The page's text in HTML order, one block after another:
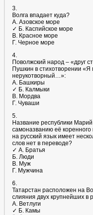
3.
Волга впадает куда?
А. Азовское море
✓ Б. Каспийское море
В. Красное море
Г. Черное море
4.
Поволжский народ – «друг
Пушкин в стихотворении «Я
нерукотворный…»:
А. Башкиры
✓ Б. Калмыки
В. Мордва
Г. Чуваши
5.
Название республики
самоназванию её
на русский язык имеет
слов нет в переводе?
✓ А. Братья
Б. Люди
В. Муж
Г. Мужчина
6.
Татарстан расположен на
слияния двух крупнейших в
А. Ветлуги
✓ Б. Камы